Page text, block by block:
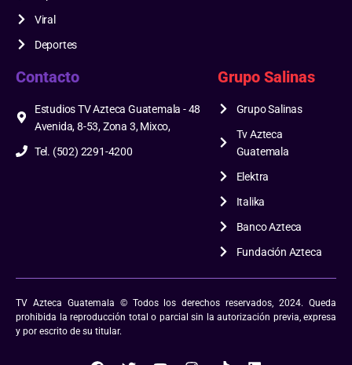
Viral
Deportes
Contacto
Estudios TV Azteca Guatemala - 48
Avenida, 8-53, Zona 3, Mixco,
Tel. (502) 2291-4200
Grupo Salinas
Grupo Salinas
Tv Azteca
Guatemala
Elektra
Italika
Banco Azteca
Fundación Azteca
TV Azteca Guatemala © Todos los derechos reservados, 2024. Queda
prohibida la reproducción total o parcial sin la autorización previa, expresa
y por escrito de su titular.